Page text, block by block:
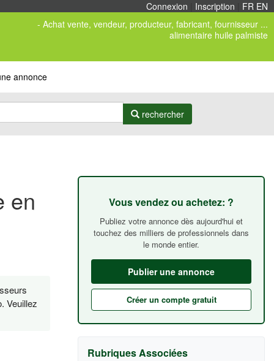
Connexion Inscription FR EN
- Achat vente, vendeur, producteur, fabricant, fournisseur ...
alimentaire huile palmiste
annonce
rechercher
en
Veuillez
Vous vendez ou achetez: ?
Publiez votre annonce dès aujourd'hui et
touchez des milliers de professionnels dans
le monde entier.
Publier une annonce
Créer un compte gratuit
Rubriques Associées